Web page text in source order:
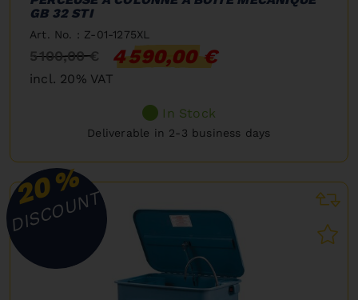
GB 32 STI
Art. No. : Z-01-1275XL
5 100,00 € 4 590,00 €
incl. 20% VAT
In Stock
Deliverable in 2-3 business days
20%
DISCOUNT